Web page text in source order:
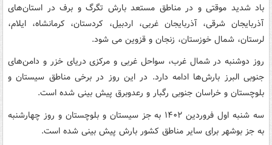
باد شدید موقتی و در مناطق مستعد بارش تگرگ و برف در استان‌های
آذربایجان شرقی، آذربایجان غربی، اردبیل، کردستان، کرمانشاه، ایلام،
لرستان، شمال خوزستان، زنجان و قزوین می شود.
روز دوشنبه در شمال غرب، سواحل غربی و مرکزی دریای خزر و دامن‌های
جنوبی البرز بارش‌ها ادامه دارد. در این روز در برخی مناطق سیستان و
بلوچستان و خراسان جنوبی رگبار و رعدوبرق پیش بینی شده است.
سه شنبه اول فروردین ۱۴۰۲ به جز سیستان و بلوچستان و روز چهارشنبه
به جز بوشهر برای سایر مناطق کشور بارش پیش بینی شده است.